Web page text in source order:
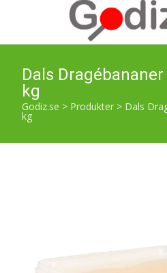
Dals
kg
Godiz.se > Produkter > Dals
kg